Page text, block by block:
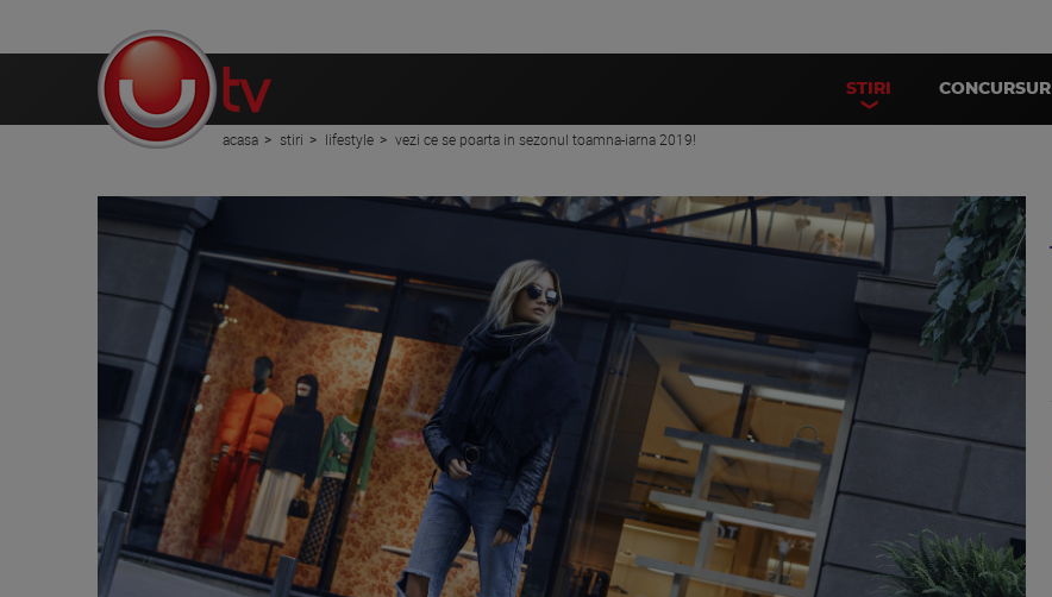
STIRI CONCURSURI
acasa stiri lifestyle vezi ce se poarta in sezonul toamna-iarna 2019!